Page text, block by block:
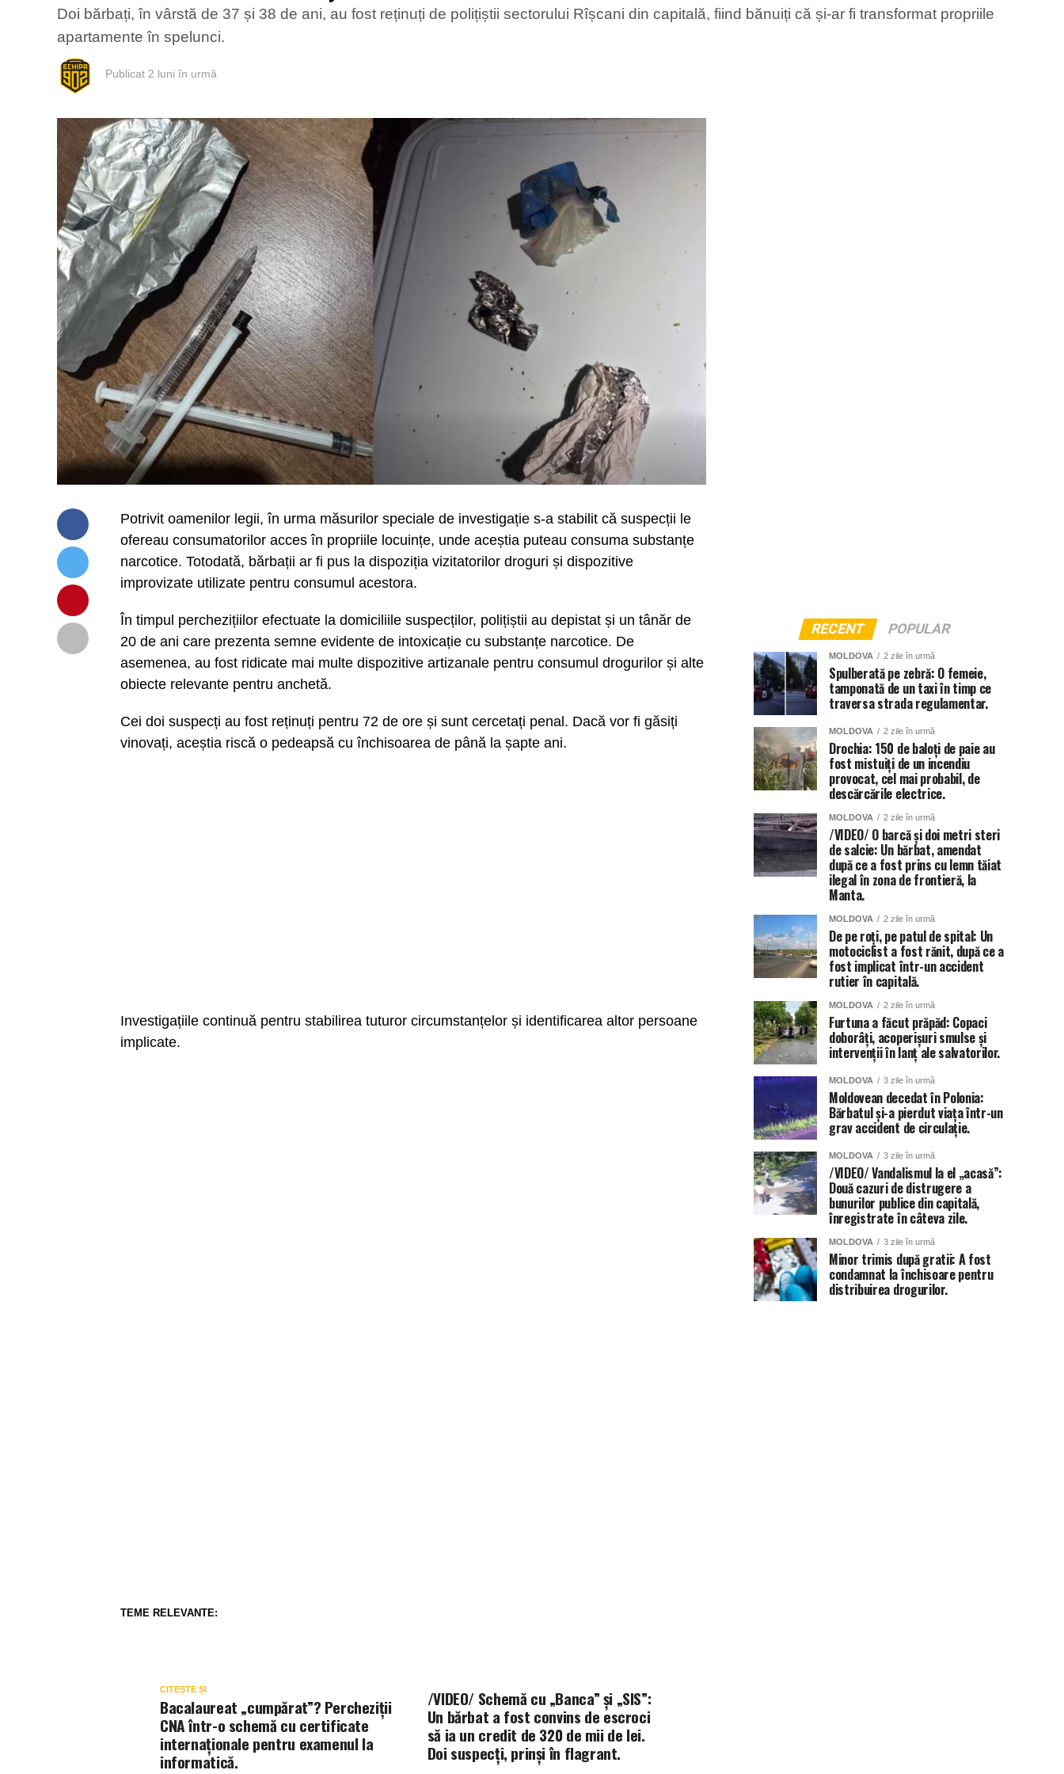
Doi bărbați, în vârstă de 37 și 38 de ani, au fost reținuți de polițiștii sectorului Rîșcani din capitală, fiind bănuiți că și-ar fi transformat propriile
apartamente în spelunci.
Publicat 2 luni în urmă
Potrivit oamenilor legii, în urma măsurilor speciale de investigație s-a stabilit că suspecții le
ofereau consumatorilor acces în propriile locuințe, unde aceștia puteau consuma substanțe
narcotice. Totodată, bărbații ar fi pus la dispoziția vizitatorilor droguri și dispozitive
improvizate utilizate pentru consumul acestora.
În timpul perchezițiilor efectuate la domiciliile suspecților, polițiștii au depistat și un tânăr de
20 de ani care prezenta semne evidente de intoxicație cu substanțe narcotice. De
asemenea, au fost ridicate mai multe dispozitive artizanale pentru consumul drogurilor și alte
obiecte relevante pentru anchetă.
Cei doi suspecți au fost reținuți pentru 72 de ore și sunt cercetați penal. Dacă vor fi găsiți
vinovați, aceștia riscă o pedeapsă cu închisoarea de până la șapte ani.
Investigațiile continuă pentru stabilirea tuturor circumstanțelor și identificarea altor persoane
implicate.
TEME RELEVANTE:
/VIDEO/ Schemă cu „Banca” și „SIS”:
Un bărbat a fost convins de escroci
să ia un credit de 320 de mii de lei.
Doi suspecți, prinși în flagrant.
CITEȘTE ȘI
Bacalaureat „cumpărat”? Percheziții
CNA într-o schemă cu certificate
internaționale pentru examenul la
informatică.
RECENT POPULAR
MOLDOVA 2 zile în urmă
Spulberată pe zebră: O femeie,
tamponată de un taxi în timp ce
traversa strada regulamentar.
MOLDOVA 2 zile în urmă
Drochia: 150 de baloți de paie au
fost mistuiți de un incendiu
provocat, cel mai probabil, de
descărcările electrice.
MOLDOVA 2 zile în urmă
/VIDEO/ O barcă și doi metri steri
de salcie: Un bărbat, amendat
după ce a fost prins cu lemn tăiat
ilegal în zona de frontieră, la
Manta.
MOLDOVA 2 zile în urmă
De pe roți, pe patul de spital: Un
motociclist a fost rănit, după ce a
fost implicat într-un accident
rutier în capitală.
MOLDOVA 2 zile în urmă
Furtuna a făcut prăpăd: Copaci
doborâți, acoperișuri smulse și
intervenții în lanț ale salvatorilor.
MOLDOVA 3 zile în urmă
Moldovean decedat în Polonia:
Bărbatul și-a pierdut viața într-un
grav accident de circulație.
MOLDOVA 3 zile în urmă
/VIDEO/ Vandalismul la el „acasă”:
Două cazuri de distrugere a
bunurilor publice din capitală,
înregistrate în câteva zile.
MOLDOVA 3 zile în urmă
Minor trimis după gratii: A fost
condamnat la închisoare pentru
distribuirea drogurilor.